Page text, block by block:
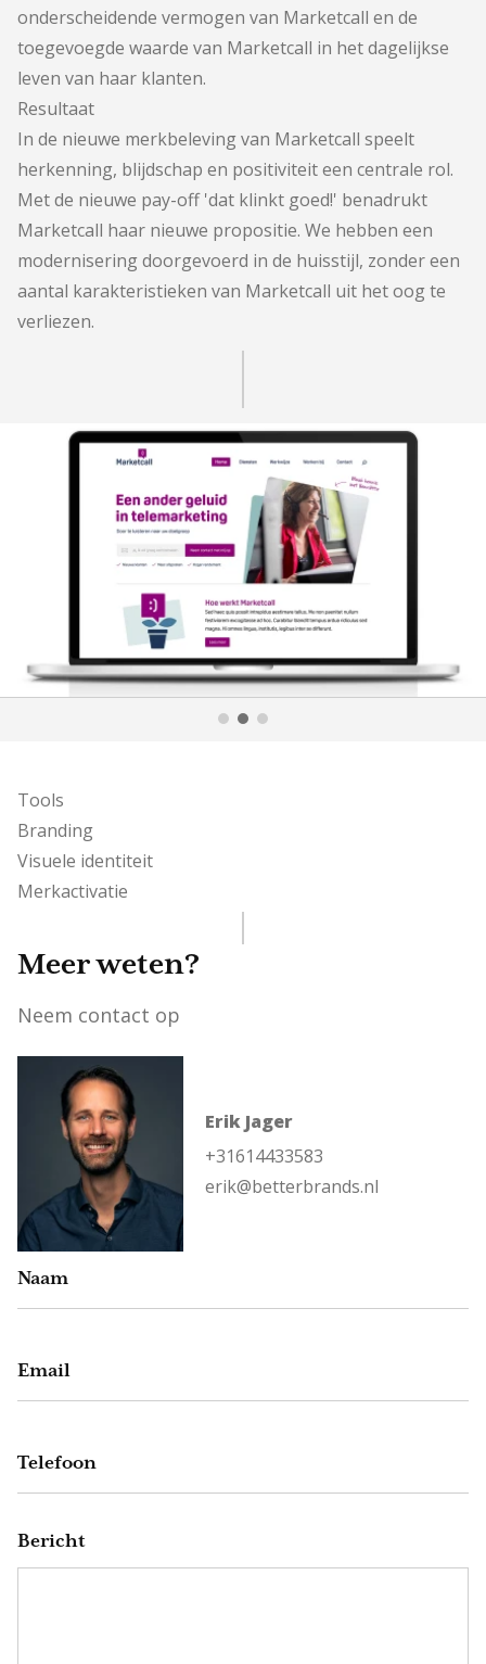
onderscheidende vermogen van Marketcall en de
toegevoegde waarde van Marketcall in het dagelijkse
leven van haar klanten.
Resultaat
In de nieuwe merkbeleving van Marketcall speelt
herkenning, blijdschap en positiviteit een centrale rol.
Met de nieuwe pay-off 'dat klinkt goed!' benadrukt
Marketcall haar nieuwe propositie. We hebben een
modernisering doorgevoerd in de huisstijl, zonder een
aantal karakteristieken van Marketcall uit het oog te
verliezen.
Tools
Branding
Visuele identiteit
Merkactivatie
Meer weten?
Neem contact op
Erik Jager
+31614433583
erik@betterbrands.nl
Naam
Email
Telefoon
Bericht